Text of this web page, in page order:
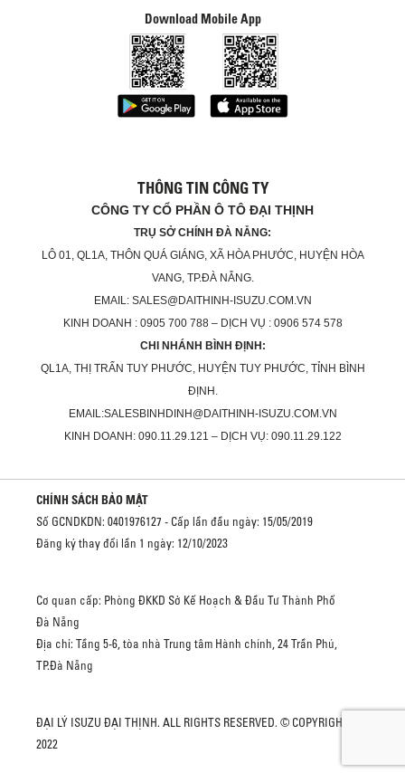
Download Mobile App
THÔNG TIN CÔNG TY
CÔNG TY CỔ PHẦN Ô TÔ ĐẠI THỊNH
TRỤ SỞ CHÍNH ĐÀ NẴNG:
LÔ 01, QL1A, THÔN QUÁ GIÁNG, XÃ HÒA PHƯỚC, HUYỆN HÒA
VANG, TP.ĐÀ NẴNG.
EMAIL: SALES@DAITHINH-ISUZU.COM.VN
KINH DOANH : 0905 700 788 – DỊCH VỤ : 0906 574 578
CHI NHÁNH BÌNH ĐỊNH:
QL1A, THỊ TRẤN TUY PHƯỚC, HUYỆN TUY PHƯỚC, TỈNH BÌNH
ĐỊNH.
EMAIL:SALESBINHDINH@DAITHINH-ISUZU.COM.VN
KINH DOANH: 090.11.29.121 – DỊCH VỤ: 090.11.29.122
CHÍNH SÁCH BẢO MẬT
Số GCNDKDN: 0401976127 - Cấp lần đầu ngày: 15/05/2019
Đăng ký thay đổi lần 1 ngày: 12/10/2023
Cơ quan cấp: Phòng ĐKKD Sở Kế Hoạch & Đầu Tư Thành Phố
Đà Nẵng
Địa chỉ: Tầng 5-6, tòa nhà Trung tâm Hành chính, 24 Trần Phú,
TP.Đà Nẵng
ĐẠI LÝ ISUZU ĐẠI THỊNH. ALL RIGHTS RESERVED. © COPYRIGHT
2022